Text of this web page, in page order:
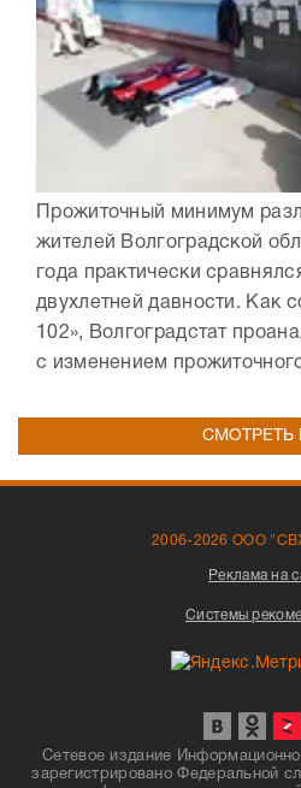
Прожиточный минимум
жителей Волгоградской
года практически
двухлетней давности. Как
102», Волгоградстат
с изменением
СМОТРЕТЬ
2006-2026 ООО
Реклама на
Системы
Сетевое издание
зарегистрировано Федеральной